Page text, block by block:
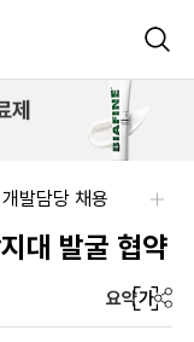
발담당 채용
대 발굴 협약
요약가